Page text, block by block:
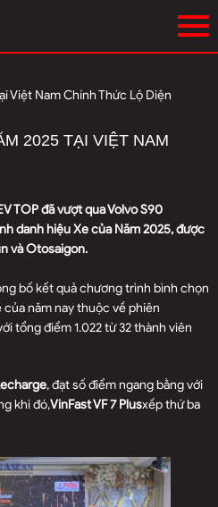
Việt Nam Chính Thức Lộ Diện
2025 TẠI VIỆT NAM
TOP đã vượt qua Volvo S90
danh hiệu Xe của Năm 2025, được
và Otosaigon.
bố kết quả chương trình bình chọn
của năm nay thuộc về phiên
tổng điểm 1.022 từ 32 thành viên
, đạt số điểm ngang bằng với
khi đó,VinFast VF 7 Plusxếp thứ ba